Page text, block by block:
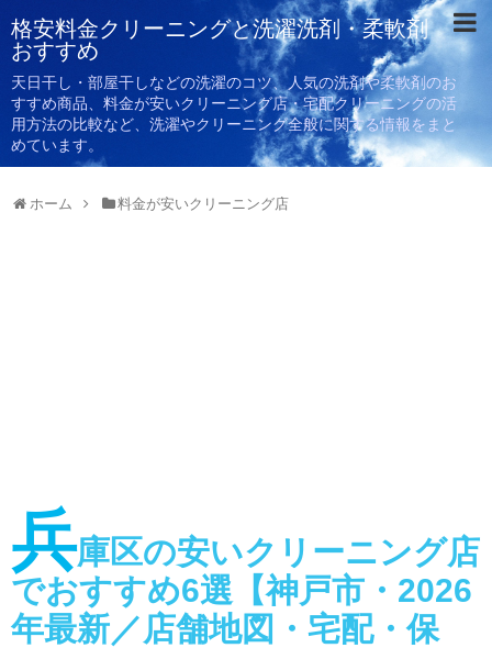
格安料金クリーニングと洗濯洗剤・柔軟剤
おすすめ
天日干し・部屋干しなどの洗濯のコツ、人気の洗剤や柔軟剤のお
すすめ商品、料金が安いクリーニング店・宅配クリーニングの活
用方法の比較など、洗濯やクリーニング全般に関する情報をまと
めています。
ホーム 料金が安いクリーニング店
兵庫区の安いクリーニング店
でおすすめ6選【神戸市・2026
年最新／店舗地図・宅配・保